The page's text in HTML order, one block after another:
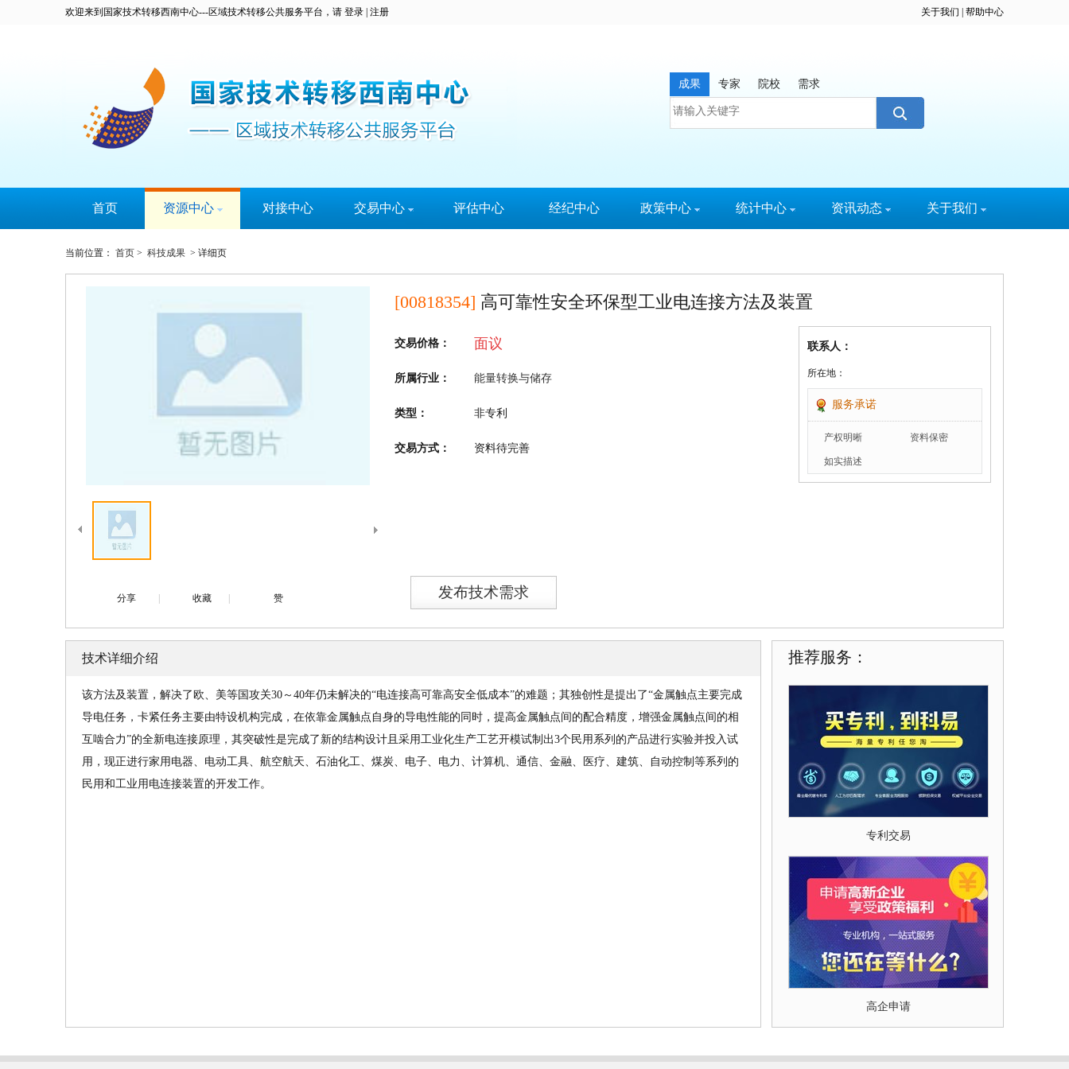
关于我们 帮助中心
欢迎来到国家技术转移西南中心---区域技术转移公共服务平台，请 登录 注册
成果 专家 院校 需求
首页 资源中心 对接中心 交易中心 评估中心 经纪中心 政策中心 统计中心 资讯动态 关于我们
技术需求
当前位置： 首页 > 科技成果 > 详细页
[00818354] 高可靠性安全环保型工业电连接方法及装置
交易价格： 面议
所属行业： 能量转换与储存
类型： 非专利
交易方式： 资料待完善
联系人：
所在地：
服务承诺
产权明晰 资料保密
如实描述
分享 收藏 赞 发布技术需求
技术详细介绍
该方法及装置，解决了欧、美等国攻关30～40年仍未解决的“电连接高可靠高安全低成本”的难题；其独创性是提出了“金属触点主要完成
导电任务，卡紧任务主要由特设机构完成，在依靠金属触点自身的导电性能的同时，提高金属触点间的配合精度，增强金属触点间的相
互啮合力”的全新电连接原理，其突破性是完成了新的结构设计且采用工业化生产工艺开模试制出3个民用系列的产品进行实验并投入试
用，现正进行家用电器、电动工具、航空航天、石油化工、煤炭、电子、电力、计算机、通信、金融、医疗、建筑、自动控制等系列的
民用和工业用电连接装置的开发工作。
推荐服务：
专利交易
高企申请